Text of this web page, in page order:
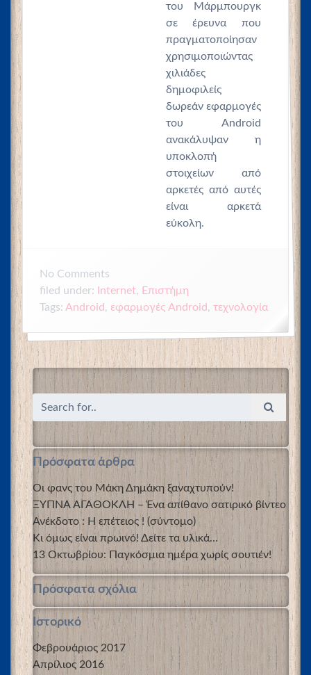
του Μάρμπουργκ
σε έρευνα που
πραγματοποίησαν
χρησιμοποιώντας
χιλιάδες
δημοφιλείς
δωρεάν εφαρμογές
του Android
ανακάλυψαν η
υποκλοπή
στοιχείων από
αρκετές από αυτές
είναι αρκετά
εύκολη.
No Comments
filed under:
Internet, Επιστήμη
Tags: Android, εφαρμογές Android, τεχνολογία
Πρόσφατα άρθρα
Οι φανς του Μάκη Δημάκη ξαναχτυπούν!
ΞΥΠΝΑ ΑΓΑΘΟΚΛΗ – Ένα απίθανο σατιρικό βίντεο
Ανέκδοτο : Η επέτειος ! (σύντομο)
Κι όμως είναι πρωινό! Δείτε τα υλικά…
13 Οκτωβρίου: Παγκόσμια ημέρα χωρίς σουτιέν!
Πρόσφατα σχόλια
Ιστορικό
Φεβρουάριος 2017
Απρίλιος 2016